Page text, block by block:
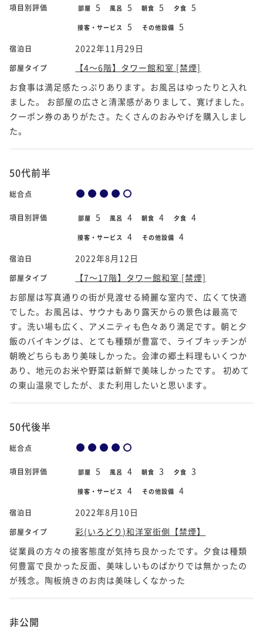
項目別評価 部屋 5 風呂 5 朝食 5 夕食 5
接客・サービス 5 その他設備 5
宿泊日 2022年11月29日
部屋タイプ
【4～6階】タワー館和室 [禁煙]
お食事は満足感たっぷりあります。お風呂はゆったりと入れ
ました。 お部屋の広さと清潔感がありまして、寛げました。
クーポン券のありがたさ。たくさんのおみやげを購入しまし
た。
50代前半
総合点
項目別評価 部屋 5 風呂 4 朝食 4 夕食 4
接客・サービス 4 その他設備 4
宿泊日 2022年8月12日
部屋タイプ
【7～17階】タワー館和室 [禁煙]
お部屋は写真通りの街が見渡せる綺麗な室内で、広くて快適
でした。お風呂は、サウナもあり露天からの景色は最高で
す。洗い場も広く、アメニティも色々あり満足です。朝と夕
飯のバイキングは、とても種類が豊富で、ライブキッチンが
朝晩どちらもあり美味しかった。会津の郷土料理もいくつか
あり、地元のお米や野菜は新鮮で美味しかったです。 初めて
の東山温泉でしたが、また利用したいと思います。
50代後半
総合点
項目別評価 部屋 5 風呂 4 朝食 3 夕食 3
接客・サービス 4 その他設備 4
宿泊日 2022年8月10日
部屋タイプ
彩(いろどり)和洋室街側【禁煙】
従業員の方々の接客態度が気持ち良かったです。夕食は種類
何豊富で良かった反面、美味しいものばかりでは無かったの
が残念。陶板焼きのお肉は美味しくなかった
非公開